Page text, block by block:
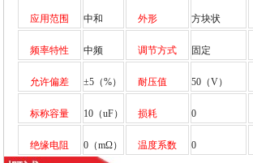
应用范围 中和 外形 方块状
频率特性 中频 调节方式 固定
允许偏差 ±5（%） 耐压值 50（V）
标称容量 10（uF） 损耗 0
绝缘电阻 0（mΩ） 温度系数 0